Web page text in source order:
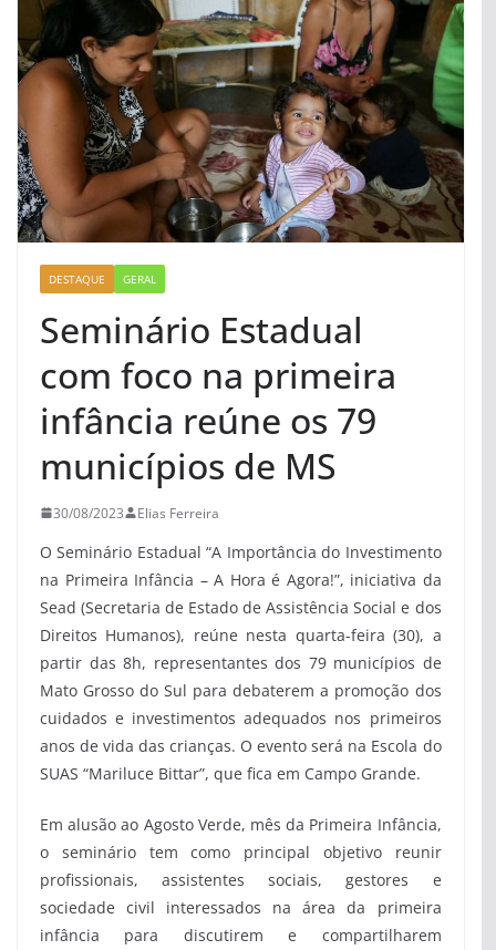
DESTAQUE GERAL
Seminário Estadual
com foco na primeira
infância reúne os 79
municípios de MS
30/08/2023 Elias Ferreira
O Seminário Estadual “A Importância do Investimento
na Primeira Infância – A Hora é Agora!”, iniciativa da
Sead (Secretaria de Estado de Assistência Social e dos
Direitos Humanos), reúne nesta quarta-feira (30), a
partir das 8h, representantes dos 79 municípios de
Mato Grosso do Sul para debaterem a promoção dos
cuidados e investimentos adequados nos primeiros
anos de vida das crianças. O evento será na Escola do
SUAS “Mariluce Bittar”, que fica em Campo Grande.
Em alusão ao Agosto Verde, mês da Primeira Infância,
o seminário tem como principal objetivo reunir
profissionais, assistentes sociais, gestores e
sociedade civil interessados na área da primeira
infância para discutirem e compartilharem